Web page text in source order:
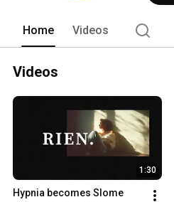
Home Videos
Videos
1:30
Hypnia becomes Slome